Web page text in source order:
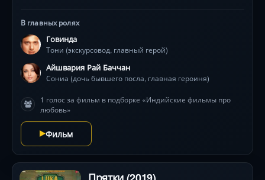
В главных ролях
Говинда
Тони (экскурсовод, главный герой)
Айшвария Рай Баччан
Сониа (дочь бывшего посла, главная героиня)
1 голос за фильм в подборке «Индийские фильмы про
любовь»
Фильм